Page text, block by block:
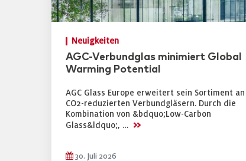
Neuigkeiten
AGC-Verbundglas minimiert Global
Warming Potential
AGC Glass Europe erweitert sein Sortiment an
CO2-reduzierten Verbundgläsern. Durch die
Kombination von &bdquo;Low-Carbon
Glass&ldquo;, … >>
30. Juli 2026